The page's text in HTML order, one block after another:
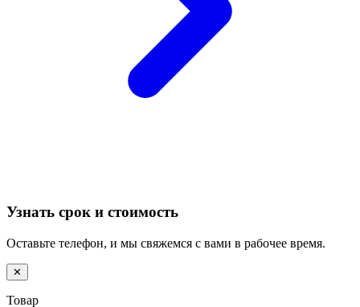
Узнать срок и стоимость
Оставьте телефон, и мы свяжемся с вами в рабочее время.
✕
Товар